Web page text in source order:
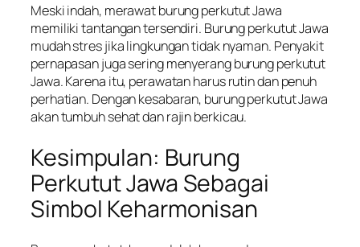
Meski indah, merawat burung perkutut Jawa
memiliki tantangan tersendiri. Burung perkutut Jawa
mudah stres jika lingkungan tidak nyaman. Penyakit
pernapasan juga sering menyerang burung perkutut
Jawa. Karena itu, perawatan harus rutin dan penuh
perhatian. Dengan kesabaran, burung perkutut Jawa
akan tumbuh sehat dan rajin berkicau.
Kesimpulan: Burung
Perkutut Jawa Sebagai
Simbol Keharmonisan